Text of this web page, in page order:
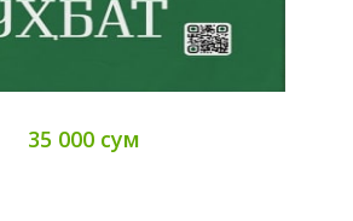
35 000 сум